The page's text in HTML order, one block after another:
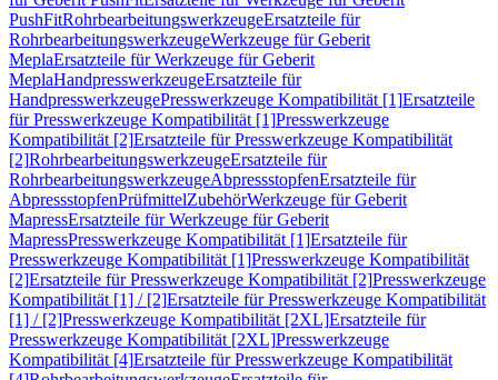
PushFitRohrbearbeitungswerkzeugeErsatzteile für
RohrbearbeitungswerkzeugeWerkzeuge für Geberit
MeplaErsatzteile für Werkzeuge für Geberit
MeplaHandpresswerkzeugeErsatzteile für
HandpresswerkzeugePresswerkzeuge Kompatibilität [1]Ersatzteile
für Presswerkzeuge Kompatibilität [1]Presswerkzeuge
Kompatibilität [2]Ersatzteile für Presswerkzeuge Kompatibilität
[2]RohrbearbeitungswerkzeugeErsatzteile für
RohrbearbeitungswerkzeugeAbpressstopfenErsatzteile für
AbpressstopfenPrüfmittelZubehörWerkzeuge für Geberit
MapressErsatzteile für Werkzeuge für Geberit
MapressPresswerkzeuge Kompatibilität [1]Ersatzteile für
Presswerkzeuge Kompatibilität [1]Presswerkzeuge Kompatibilität
[2]Ersatzteile für Presswerkzeuge Kompatibilität [2]Presswerkzeuge
Kompatibilität [1] / [2]Ersatzteile für Presswerkzeuge Kompatibilität
[1] / [2]Presswerkzeuge Kompatibilität [2XL]Ersatzteile für
Presswerkzeuge Kompatibilität [2XL]Presswerkzeuge
Kompatibilität [4]Ersatzteile für Presswerkzeuge Kompatibilität